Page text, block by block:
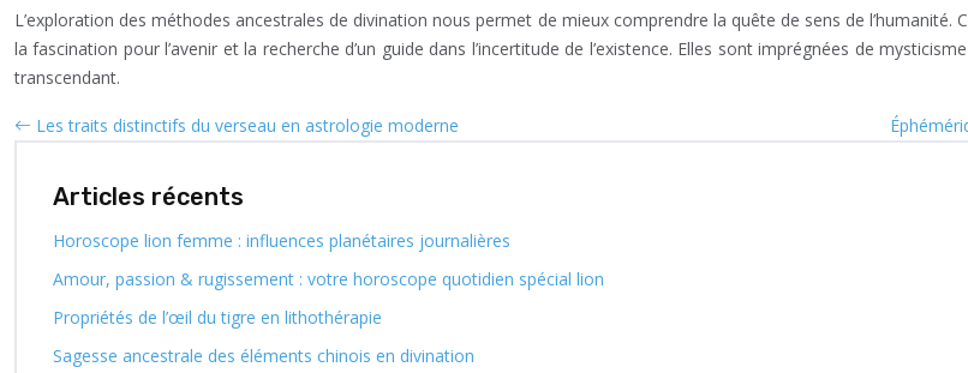
L’exploration des méthodes ancestrales de divination nous permet de mieux comprendre la quête de sens de
la fascination pour l’avenir et la recherche d’un guide dans l’incertitude de l’existence. Elles sont imprégnées de
transcendant.
Les traits distinctifs du verseau en astrologie moderne
Articles récents
Horoscope lion femme : influences planétaires journalières
Amour, passion & rugissement : votre horoscope quotidien spécial lion
Propriétés de l’œil du tigre en lithothérapie
Sagesse ancestrale des éléments chinois en divination